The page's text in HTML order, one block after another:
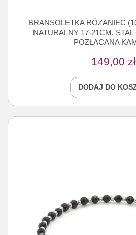
BRANSOLETKA RÓŻANIEC
NATURALNY 17-21CM,
POZŁACANA
149,00 zł
DODAJ DO